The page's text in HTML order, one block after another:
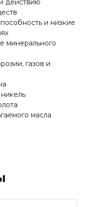
действию
и низкие
минерального
газов и
масла